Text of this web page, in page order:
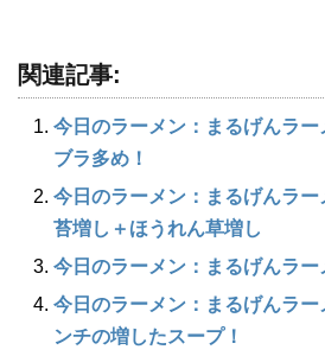
関連記事:
今日のラーメン：まるげんラ
ブラ多め！
今日のラーメン：まるげんラ
苔増し＋ほうれん草増し
今日のラーメン：まるげんラ
今日のラーメン：まるげんラ
ンチの増したスープ！